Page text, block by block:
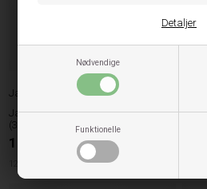
Nødvendige
Funktionelle
Detaljer
Jack & Jones børn
Jack & Jones Underbukser - Black
(3pak)
199,95 DKK
164cm
(2pak)